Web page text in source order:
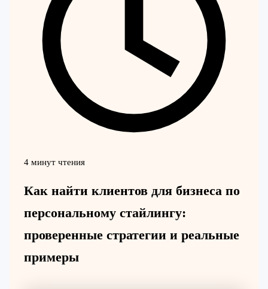
4 минут чтения
Как найти клиентов для бизнеса по
персональному стайлингу:
проверенные стратегии и реальные
примеры